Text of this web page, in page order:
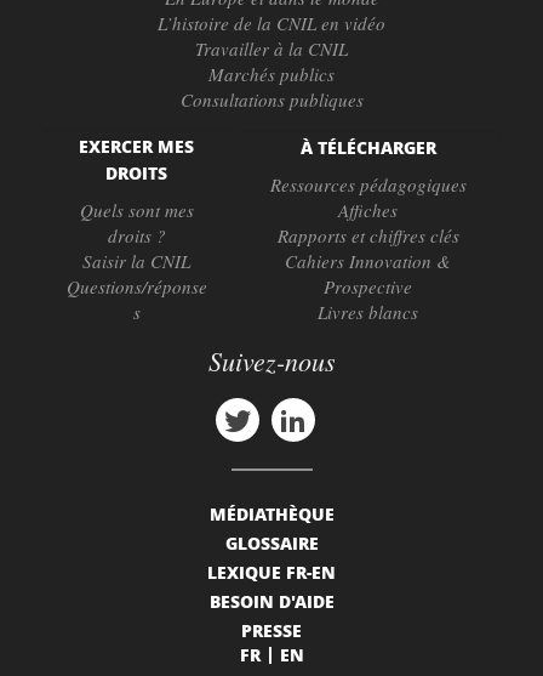
L’histoire de la CNIL en vidéo
Travailler à la CNIL
Marchés publics
Consultations publiques
EXERCER MES
DROITS
Quels sont mes
droits ?
Saisir la CNIL
Questions/réponse
s
À TÉLÉCHARGER
Ressources pédagogiques
Affiches
Rapports et chiffres clés
Cahiers Innovation &
Prospective
Livres blancs
Suivez-nous
MÉDIATHÈQUE
GLOSSAIRE
LEXIQUE FR-EN
BESOIN D'AIDE
PRESSE
FR
EN